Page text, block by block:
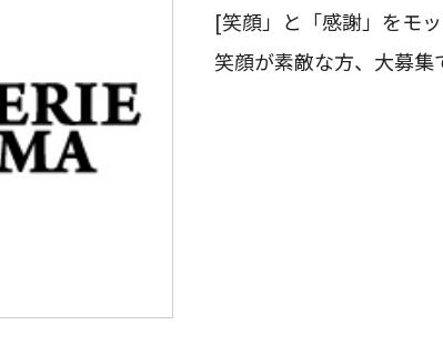
[笑顔」と「感謝」をモ
笑顔が素敵な方、大募集